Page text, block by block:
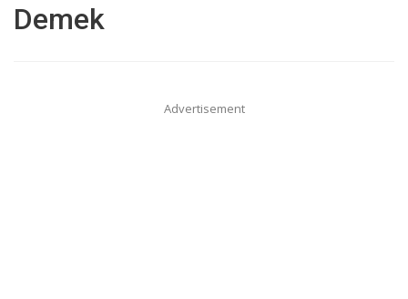
Demek
Advertisement